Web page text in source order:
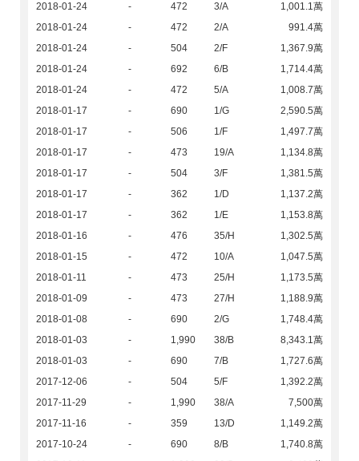
2018-01-24
- 472 3/A
1,001.1萬
2018-01-24
- 472 2/A
991.4萬
2018-01-24
- 504 2/F
1,367.9萬
2018-01-24
- 692 6/B
1,714.4萬
2018-01-24
- 472 5/A
1,008.7萬
2018-01-17
- 690 1/G
2,590.5萬
2018-01-17
- 506 1/F
1,497.7萬
2018-01-17
- 473 19/A
1,134.8萬
2018-01-17
- 504 3/F
1,381.5萬
2018-01-17
- 362 1/D
1,137.2萬
2018-01-17
- 362 1/E
1,153.8萬
2018-01-16
- 476 35/H
1,302.5萬
2018-01-15
- 472 10/A
1,047.5萬
2018-01-11
- 473 25/H
1,173.5萬
2018-01-09
- 473 27/H
1,188.9萬
2018-01-08
- 690 2/G
1,748.4萬
2018-01-03
- 1,990 38/B
8,343.1萬
2018-01-03
- 690 7/B
1,727.6萬
2017-12-06
- 504 5/F
1,392.2萬
2017-11-29
- 1,990 38/A
7,500萬
2017-11-16
- 359 13/D
1,149.2萬
2017-10-24
- 690 8/B
1,740.8萬